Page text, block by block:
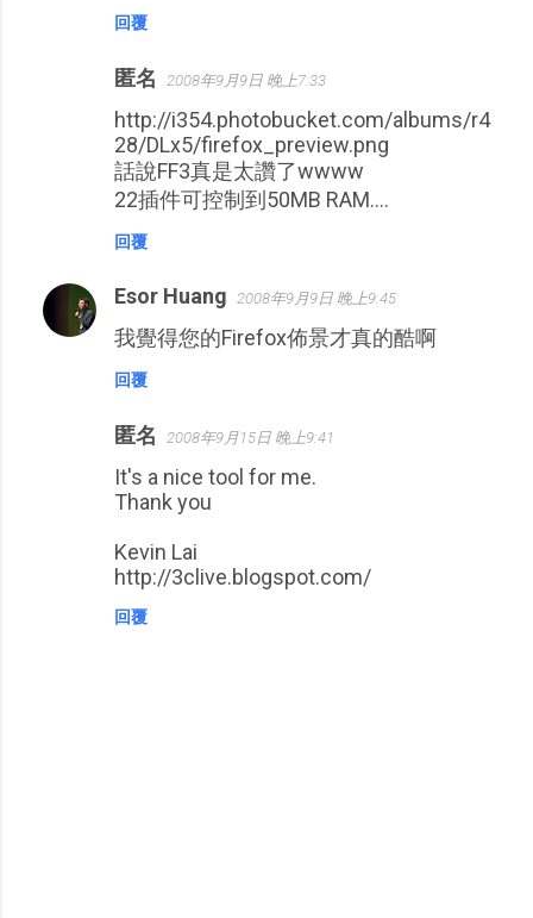
回覆
匿名 2008年9月9日 晚上7:33
http://i354.photobucket.com/albums/r4
28/DLx5/firefox_preview.png
話說FF3真是太讚了wwww
22插件可控制到50MB RAM....
回覆
Esor Huang 2008年9月9日 晚上9:45
我覺得您的Firefox佈景才真的酷啊
回覆
匿名 2008年9月15日 晚上9:41
It's a nice tool for me.
Thank you
Kevin Lai
http://3clive.blogspot.com/
回覆